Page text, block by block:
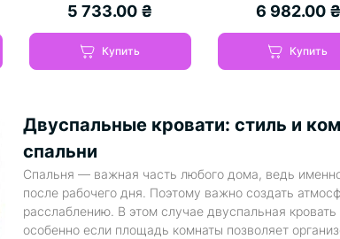
5 733.00 ₴
Купить
6 982.00 ₴
Купить
Двуспальные кровати: стиль и
спальни
Спальня — важная часть любого дома, ведь
после рабочего дня. Поэтому важно создать
расслаблению. В этом случае двуспальная
особенно если площадь комнаты позволяет